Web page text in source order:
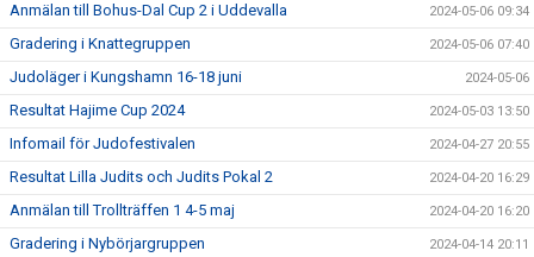
Anmälan till Bohus-Dal Cup 2 i Uddevalla 2024-05-06 09:34
Gradering i Knattegruppen 2024-05-06 07:40
Judoläger i Kungshamn 16-18 juni 2024-05-06
Resultat Hajime Cup 2024 2024-05-03 13:50
Infomail för Judofestivalen 2024-04-27 20:55
Resultat Lilla Judits och Judits Pokal 2 2024-04-20 16:29
Anmälan till Trollträffen 1 4-5 maj 2024-04-20 16:20
Gradering i Nybörjargruppen 2024-04-14 20:11